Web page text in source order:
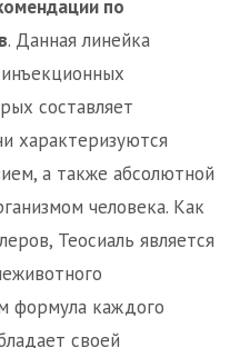
по
. Данная линейка
составляет
характеризуются
а также абсолютной
человека. Как
Теосиаль является
формула каждого
своей